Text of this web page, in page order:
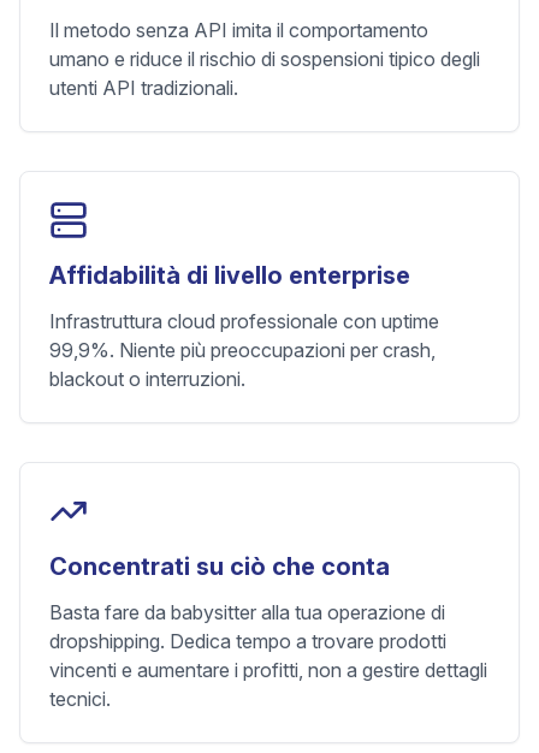
Il metodo senza API imita il comportamento
umano e riduce il rischio di sospensioni tipico degli
utenti API tradizionali.
Affidabilità di livello enterprise
Infrastruttura cloud professionale con uptime
99,9%. Niente più preoccupazioni per crash,
blackout o interruzioni.
Concentrati su ciò che conta
Basta fare da babysitter alla tua operazione di
dropshipping. Dedica tempo a trovare prodotti
vincenti e aumentare i profitti, non a gestire dettagli
tecnici.